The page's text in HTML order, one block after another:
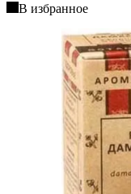
В избранное